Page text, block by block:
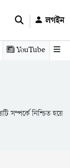
লগইন
অর্থনীতি তথ্য
YouTube
সম্পর্কে নিশ্চিত হয়ে